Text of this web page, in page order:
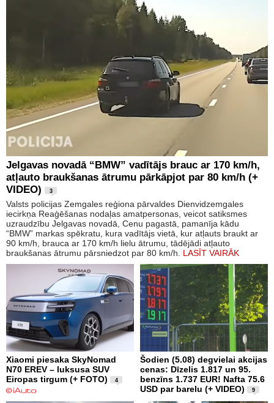
Jelgavas novadā “BMW” vadītājs brauc ar 170 km/h,
atļauto braukšanas ātrumu pārkāpjot par 80 km/h (+
VIDEO)
3
Valsts policijas Zemgales reģiona pārvaldes Dienvidzemgales
iecirkņa Reaģēšanas nodaļas amatpersonas, veicot satiksmes
uzraudzību Jelgavas novadā, Cenu pagastā, pamanīja kādu
“BMW” markas spēkratu, kura vadītājs vietā, kur atļauts braukt ar
90 km/h, brauca ar 170 km/h lielu ātrumu, tādējādi atļauto
braukšanas ātrumu pārsniedzot par 80 km/h. LASĪT VAIRĀK
Xiaomi piesaka SkyNomad
N70 EREV – luksusa SUV
Eiropas tirgum (+ FOTO)
4
Šodien (5.08) degvielai akcijas
cenas: Dīzelis 1.817 un 95.
benzīns 1.737 EUR! Nafta 75.6
USD par barelu (+ VIDEO)
9